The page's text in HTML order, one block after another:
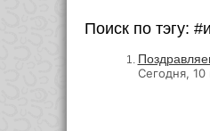
Поиск по тэгу:
Сегодня,